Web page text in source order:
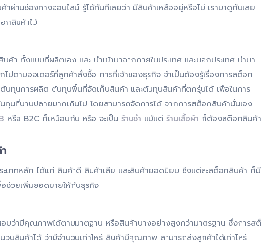
าผ่านช่องทางออนไลน์ รู้ได้ทันทีเลยว่า มีสินค้าเหลืออยู่หรือไม่ เรามาดูกันเลย
กสินค้าไว้
ค้า ทั้งแบบที่ผลิตเอง และ นำเข้ามาจากภายในประเทศ และนอกประเทศ นำมา
ไปตามออเดอร์ที่ลูกค้าสั่งซื้อ การที่เจ้าของธุรกิจ จำเป็นต้องรู้เรื่องการสต็อก
ต้นทุนการผลิต ต้นทุนพื้นที่จัดเก็บสินค้า และต้นทุนสินค้าที่ตกรุ่นได้ เพื่อในการ
ทุนที่บานปลายมากเกินไป โดยสามารถจัดการได้ จากการสต็อกสินค้านั่นเอง
หรือ B2C ก็เหมือนกัน หรือ จะเป็น ร้านชำ แม้แต่ ร้านเสื้อผ้า ก็ต้องสต๊อกสินค้า
เภทหลัก ได้แก่ สินค้าดี สินค้าเสีย และสินค้ายอดนิยม ซึ่งแต่ละสต็อกสินค้า ก็มี
ช่วยเพิ่มยอดขายให้กับธุรกิจ
บว่ามีคุณภาพได้ตามมาตฐาน หรือสินค้าบางอย่างสูงกว่ามาตรฐาน ซึ่งการสต็
วนสินค้าได้ ว่ามีจำนวนเท่าไหร่ สินค้ามีคุณภาพ สามารถส่งลูกค้าได้เท่าไหร่